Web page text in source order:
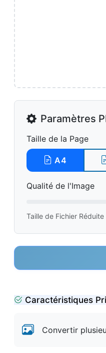
Paramètres
Taille de la Page
A4
Qualité de l'Image
Taille de Fichier Réduite
Caractéristiques
Convertir